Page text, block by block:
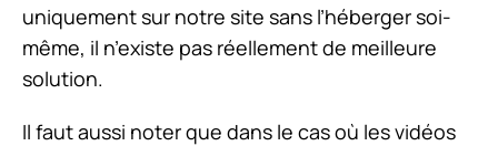
uniquement sur notre site sans l’héberger soi-
même, il n’existe pas réellement de meilleure
solution.
Il faut aussi noter que dans le cas où les vidéos